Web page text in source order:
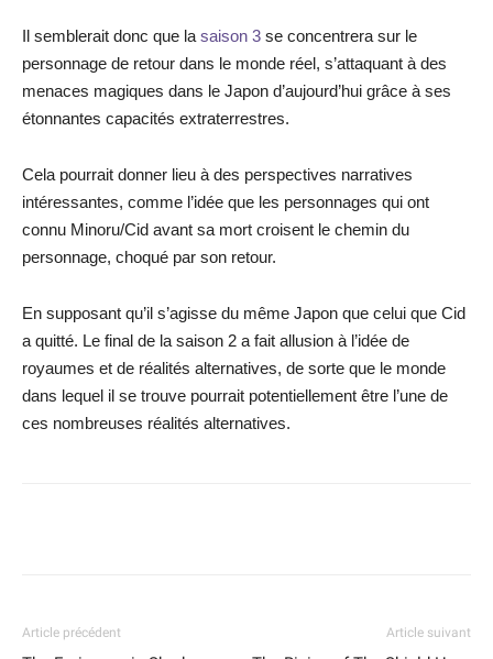
Il semblerait donc que la saison 3 se concentrera sur le
personnage de retour dans le monde réel, s’attaquant à des
menaces magiques dans le Japon d’aujourd’hui grâce à ses
étonnantes capacités extraterrestres.
Cela pourrait donner lieu à des perspectives narratives
intéressantes, comme l’idée que les personnages qui ont
connu Minoru/Cid avant sa mort croisent le chemin du
personnage, choqué par son retour.
En supposant qu’il s’agisse du même Japon que celui que Cid
a quitté. Le final de la saison 2 a fait allusion à l’idée de
royaumes et de réalités alternatives, de sorte que le monde
dans lequel il se trouve pourrait potentiellement être l’une de
ces nombreuses réalités alternatives.
Article précédent Article suivant